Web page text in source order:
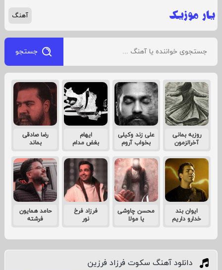
آهنگ
جستجو
روزبه بمانی
آخرالزمون
علی زند وکیلی
بخواب آروم
ایهام
بغض مدام
رضا صادقی
بماند
ایوان بند
خدارو داریم
محسن چاوشی
یا مولا
فرزاد فرخ
نور
حامد همایون
فرشته
دانلود آهنگ سکوت فرزاد فرزین